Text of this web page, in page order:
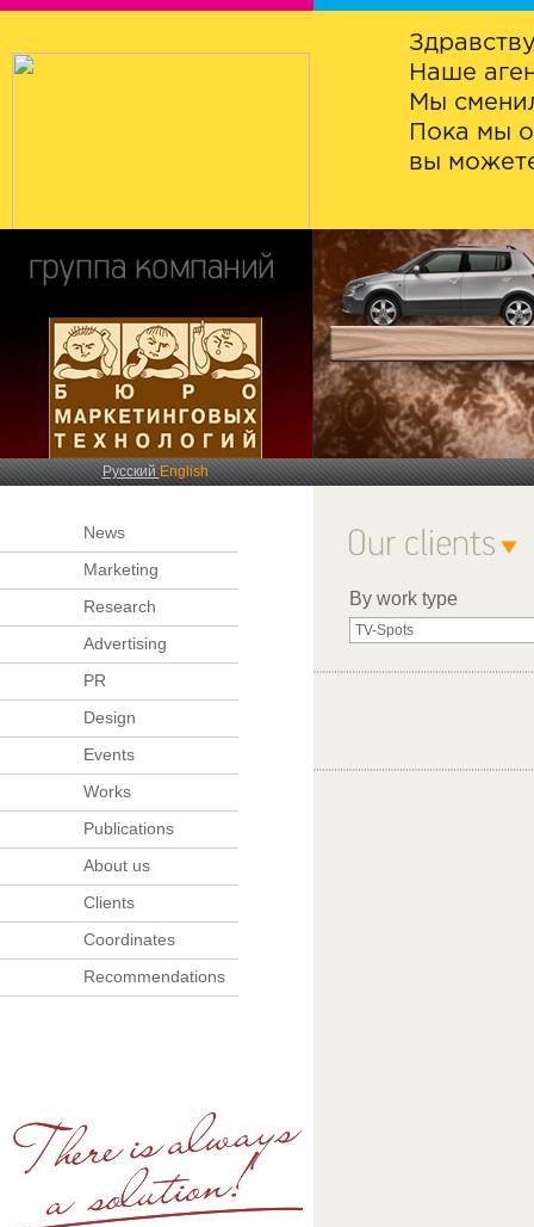
Наше
Мы
Пока мы
вы
РусскийEnglish
News
Marketing
Research
Advertising
PR
Design
Events
Works
Publications
About us
Clients
Coordinates
Recommendations
By work type